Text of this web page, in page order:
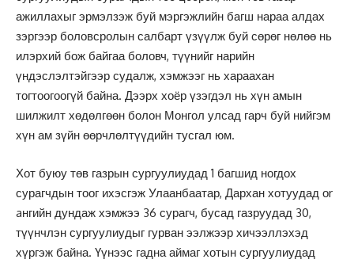
ажиллахыг эрмэлзэж буй мэргэжлийн багш нараа алдах
зэргээр боловсролын салбарт үзүүлж буй сөрөг нөлөө нь
илэрхий бож байгаа боловч, түүнийг нарийн
үндэслэлтэйгээр судалж, хэмжээг нь хараахан
тогтоогоогүй байна. Дээрх хоёр үзэгдэл нь хүн амын
шилжилт хөдөлгөөн болон Монгол улсад гарч буй нийгэм
хүн ам зүйн өөрчлөлтүүдийн тусгал юм.
Хот буюу төв газрын сургуулиудад 1 багшид ногдох
сурагчдын тоог ихэсгэж Улаанбаатар, Дархан хотуудад оr
aнгийн дундаж хэмжээ 36 сурагч, бусад газруудад 30,
түүнчлэн сургуулиудыг гурван ээлжээр хичээллэхэд
хүргэж байна. Үүнээс гадна аймаг хотын сургуулиудад